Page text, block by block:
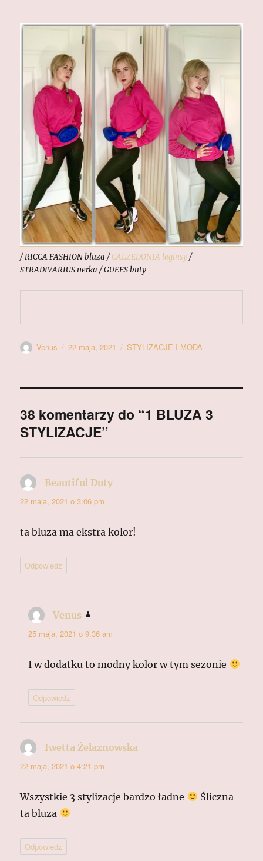
/ RICCA FASHION bluza /CALZEDONIA leginsy/
STRADIVARIUS nerka / GUEES buty
Autor
Venus
Data
22 maja, 2021 Kategorie
STYLIZACJE I MODA
38 komentarzy do “1 BLUZA 3
STYLIZACJE”
Beautiful Duty
22 maja, 2021 o 3:06 pm
ta bluza ma ekstra kolor!
Odpowiedz
Venus
25 maja, 2021 o 9:36 am
I w dodatku to modny kolor w tym sezonie
Odpowiedz
Iwetta Żelaznowska
22 maja, 2021 o 4:21 pm
Wszystkie 3 stylizacje bardzo ładne
Śliczna
ta bluza
Odpowiedz